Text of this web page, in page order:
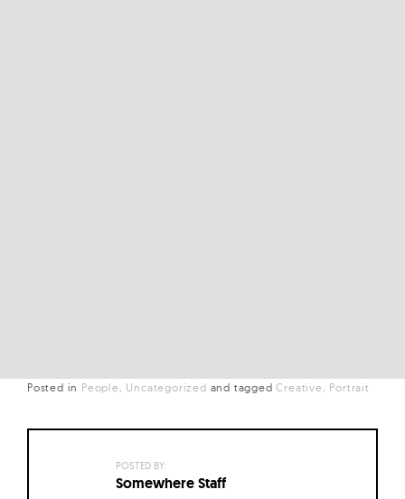
Posted in People Uncategorized and taggedCreative Portrait
POSTED BY:
Somewhere Staff